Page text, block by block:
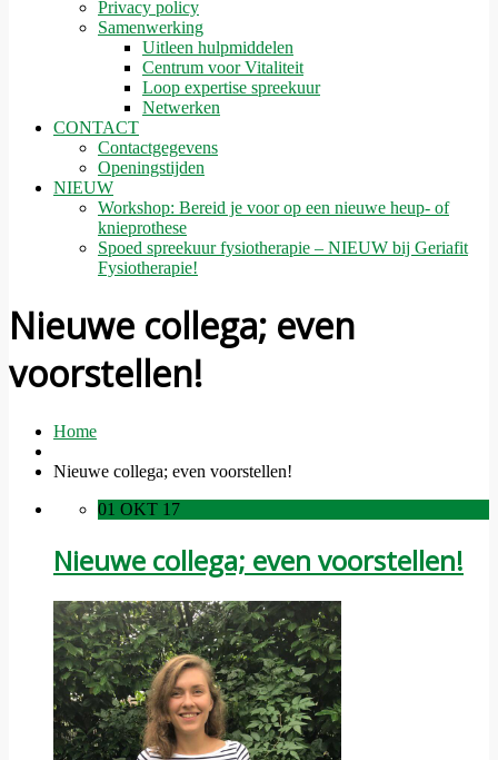
Privacy policy
Samenwerking
Uitleen hulpmiddelen
Centrum voor Vitaliteit
Loop expertise spreekuur
Netwerken
CONTACT
Contactgegevens
Openingstijden
NIEUW
Workshop: Bereid je voor op een nieuwe heup- of
knieprothese
Spoed spreekuur fysiotherapie – NIEUW bij Geriafit
Fysiotherapie!
Nieuwe collega; even
voorstellen!
Home
Nieuwe collega; even voorstellen!
01 OKT 17
Nieuwe collega; even voorstellen!